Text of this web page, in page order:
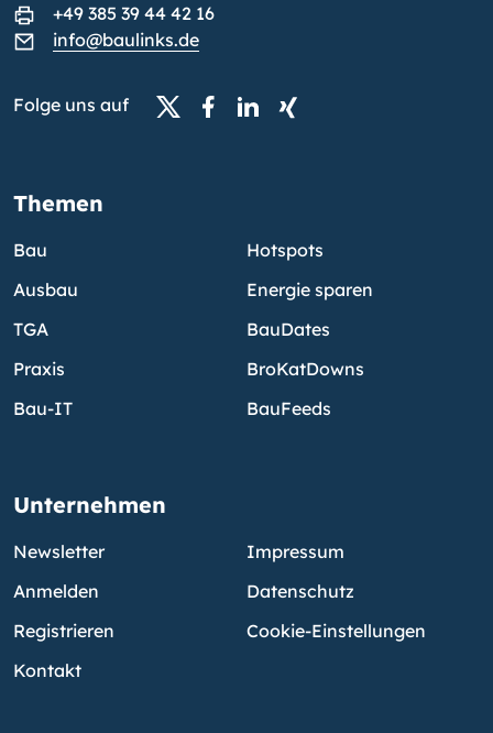
+49 385 39 44 42 16
info@baulinks.de
Folge uns auf
Themen
Bau
Ausbau
TGA
Praxis
Bau-IT
Hotspots
Energie sparen
BauDates
BroKatDowns
BauFeeds
Unternehmen
Newsletter
Anmelden
Registrieren
Kontakt
Impressum
Datenschutz
Cookie-Einstellungen